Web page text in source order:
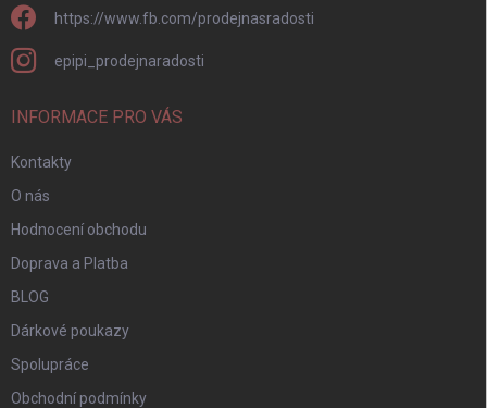
https://www.fb.com/prodejnasradosti
epipi_prodejnaradosti
INFORMACE PRO VÁS
Kontakty
O nás
Hodnocení obchodu
Doprava a Platba
BLOG
Dárkové poukazy
Spolupráce
Obchodní podmínky